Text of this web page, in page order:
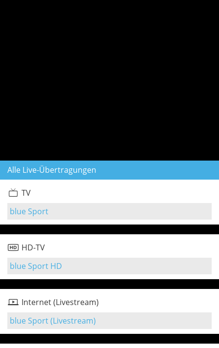
Alle Live-Übertragungen
TV
blue Sport
HD-TV
blue Sport HD
Internet (Livestream)
blue Sport (Livestream)